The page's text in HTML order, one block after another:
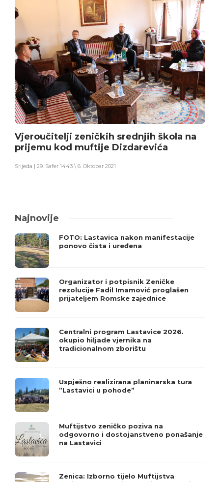
Vjeroučitelji zeničkih srednjih škola na
prijemu kod muftije Dizdarevića
Srijeda | 29. Safer 1443 \ 6. Oktobar 2021
Najnovije
FOTO: Lastavica nakon manifestacije
ponovo čista i uređena
Organizator i potpisnik Zeničke
rezolucije Fadil Imamović proglašen
prijateljem Romske zajednice
Centralni program Lastavice 2026.
okupio hiljade vjernika na
tradicionalnom zborištu
Uspješno realizirana planinarska tura
”Lastavici u pohode”
Muftijstvo zeničko poziva na
odgovorno i dostojanstveno ponašanje
na Lastavici
Zenica: Izborno tijelo Muftijstva